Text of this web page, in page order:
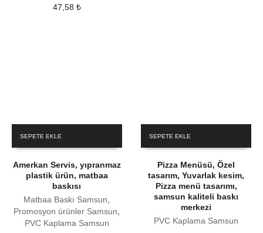
47,58 ₺
SEPETE EKLE
Amerkan Servis, yıpranmaz
plastik ürün, matbaa
baskısı
Matbaa Baskı Samsun
Promosyon ürünler Samsun
PVC Kaplama Samsun
SEPETE EKLE
Pizza Menüsü, Özel
tasarım, Yuvarlak kesim,
Pizza menü tasarımı,
samsun kaliteli baskı
merkezi
PVC Kaplama Samsun